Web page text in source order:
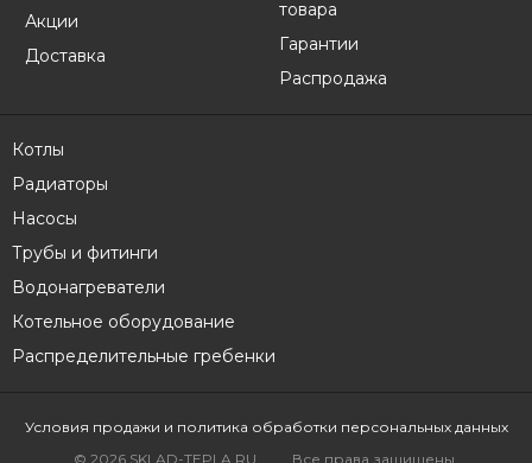
Акции
Доставка
товара
Гарантии
Распродажа
Котлы
Радиаторы
Насосы
Трубы и фитинги
Водонагреватели
Котельное оборудование
Распределительные гребенки
Условия продажи и политика обработки персональных данных
© 2026 SKLAD-TEPLA.RU
Все права защищены.